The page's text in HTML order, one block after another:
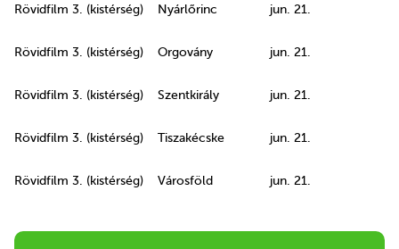
Rövidfilm 3. (kistérség) Nyárlőrinc jun. 21.
Rövidfilm 3. (kistérség) Orgovány jun. 21.
Rövidfilm 3. (kistérség) Szentkirály jun. 21.
Rövidfilm 3. (kistérség) Tiszakécske jun. 21.
Rövidfilm 3. (kistérség) Városföld jun. 21.